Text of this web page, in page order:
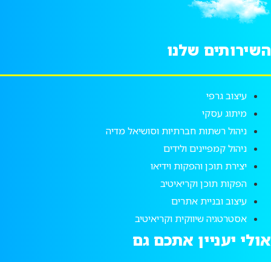
השירותים שלנו
עיצוב גרפי
מיתוג עסקי
ניהול רשתות חברתיות וסושיאל מדיה
ניהול קמפיינים ולידים
יצירת תוכן והפקות וידיאו
הפקות תוכן וקריאיטיב
עיצוב ובניית אתרים
אסטרטגיה שיווקית וקריאיטיב
אולי יעניין אתכם גם